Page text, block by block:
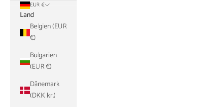
EUR €
Land
Belgien (EUR
€)
Bulgarien
(EUR €)
Dänemark
(DKK kr.)